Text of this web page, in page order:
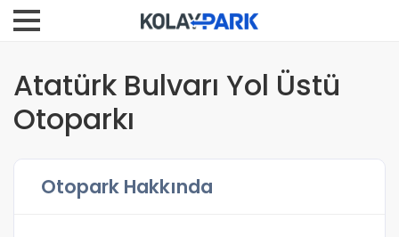
Atatürk Bulvarı Yol Üstü
Otoparkı
Otopark Hakkında